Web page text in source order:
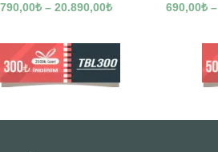
790,00₺ – 20.890,00₺
690,00₺ –